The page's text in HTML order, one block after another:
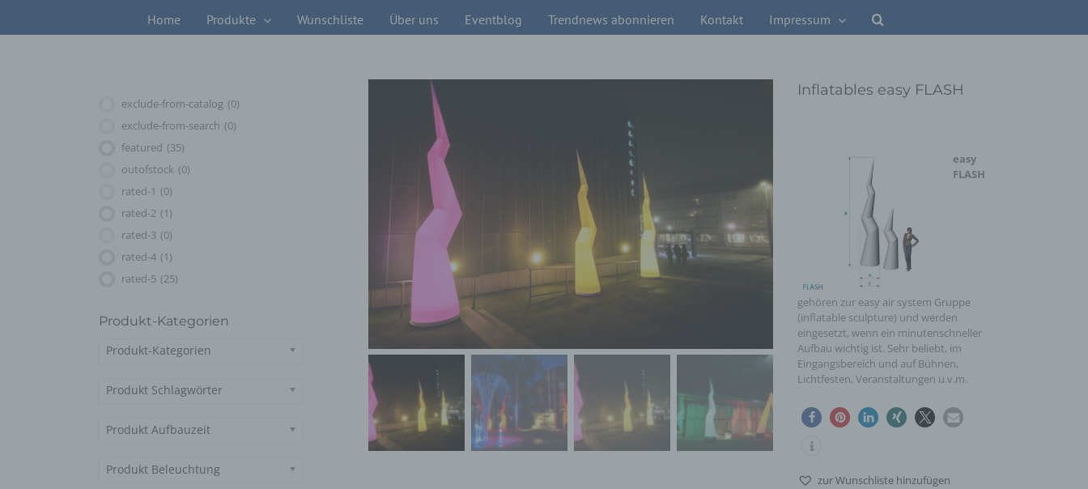
springen
Home Produkte Wunschliste Über uns Eventblog Trendnews abonnieren Kontakt Impressum
Inflatables easy FLASH
easy
FLASH
gehören zur easy air system Gruppe
(inflatable sculpture) und werden
eingesetzt, wenn ein minutenschneller
Aufbau wichtig ist. Sehr beliebt, im
Eingangsbereich und auf Bühnen,
Lichtfesten, Veranstaltungen u.v.m.
zur Wunschliste hinzufügen
exclude-from-catalog (0)
exclude-from-search (0)
featured (35)
outofstock (0)
rated-1 (0)
rated-2 (1)
rated-3 (0)
rated-4 (1)
rated-5 (25)
Produkt-Kategorien
Produkt-Kategorien
Produkt Schlagwörter
Produkt Aufbauzeit
Produkt Beleuchtung